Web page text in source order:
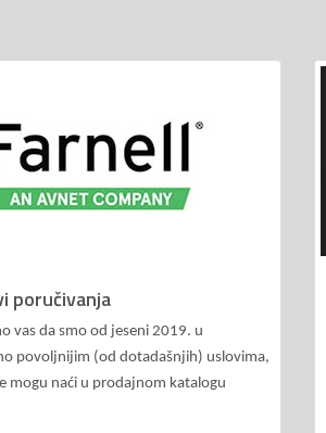
poručivanja
vas da smo od jeseni 2019. u
povoljnijim (od dotadašnjih) uslovima,
mogu naći u prodajnom katalogu